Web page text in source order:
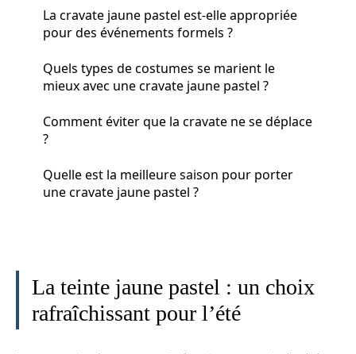
La cravate jaune pastel est-elle appropriée
pour des événements formels ?
Quels types de costumes se marient le
mieux avec une cravate jaune pastel ?
Comment éviter que la cravate ne se déplace
?
Quelle est la meilleure saison pour porter
une cravate jaune pastel ?
La teinte jaune pastel : un choix
rafraîchissant pour l’été